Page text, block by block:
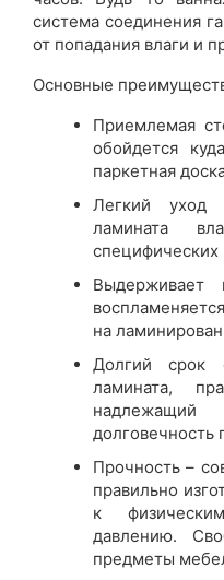
система соединения
от попадания влаги и
Основные
Приемлемая
обойдется
паркетная
Легкий уход
ламината
специфических
Выдерживает
на
Долгий срок
ламината,
долговечность
Прочность –
правильно
к
давлению.
предметы